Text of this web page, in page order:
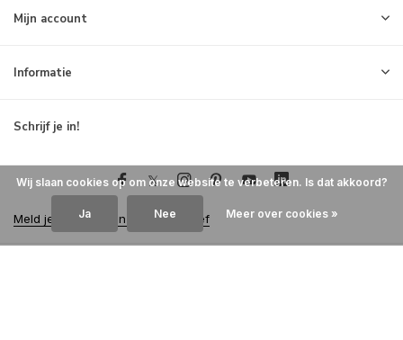
Mijn account
Informatie
Schrijf je in!
Meld je aan voor onze nieuwsbrief
Wij slaan cookies op om onze website te verbeteren. Is dat akkoord?
Ja Nee Meer over cookies »